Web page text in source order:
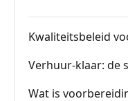
Kwaliteitsbeleid
Verhuur-klaar: de
Wat is